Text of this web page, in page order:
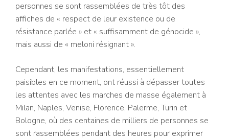
personnes se sont rassemblées de très tôt des
affiches de « respect de leur existence ou de
résistance parlée » et « suffisamment de génocide »,
mais aussi de « meloni résignant ».
Cependant, les manifestations, essentiellement
paisibles en ce moment, ont réussi à dépasser toutes
les attentes avec les marches de masse également à
Milan, Naples, Venise, Florence, Palerme, Turin et
Bologne, où des centaines de milliers de personnes se
sont rassemblées pendant des heures pour exprimer